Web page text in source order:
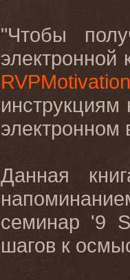
"Чтобы
электронной
электронном
Данная
семинар '9
шагов к